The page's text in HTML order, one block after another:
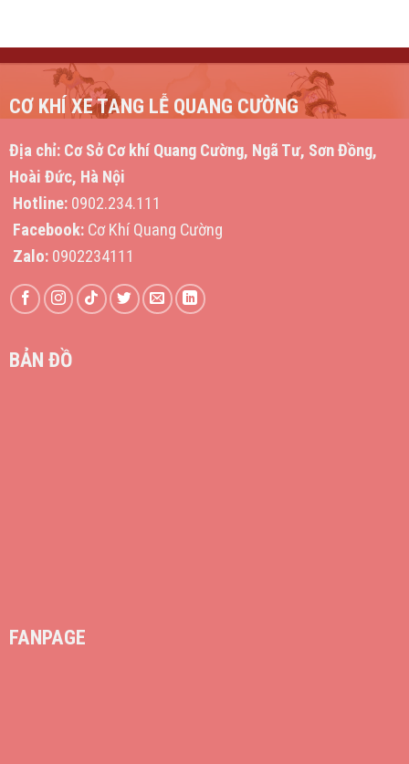
CƠ KHÍ XE TANG LỄ QUANG CƯỜNG
Địa chỉ:Cơ Sở Cơ khí Quang Cường, Ngã Tư, Sơn Đồng,
Hoài Đức, Hà Nội
Hotline:0902.234.111
Facebook:Cơ Khí Quang Cường
Zalo:0902234111
BẢN ĐỒ
FANPAGE